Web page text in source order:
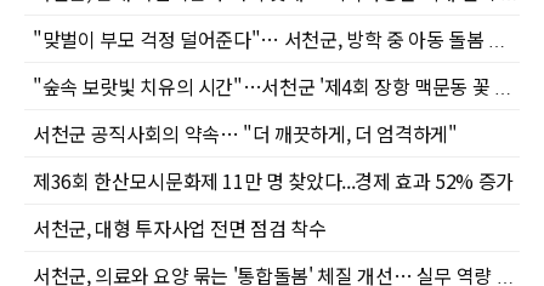
서천군 공직사회의 약속… "더 깨끗하게, 더 엄격하게"
제36회 한산모시문화제 11만 명 찾았다...경제 효과 52% 증가
서천군, 대형 투자사업 전면 점검 착수